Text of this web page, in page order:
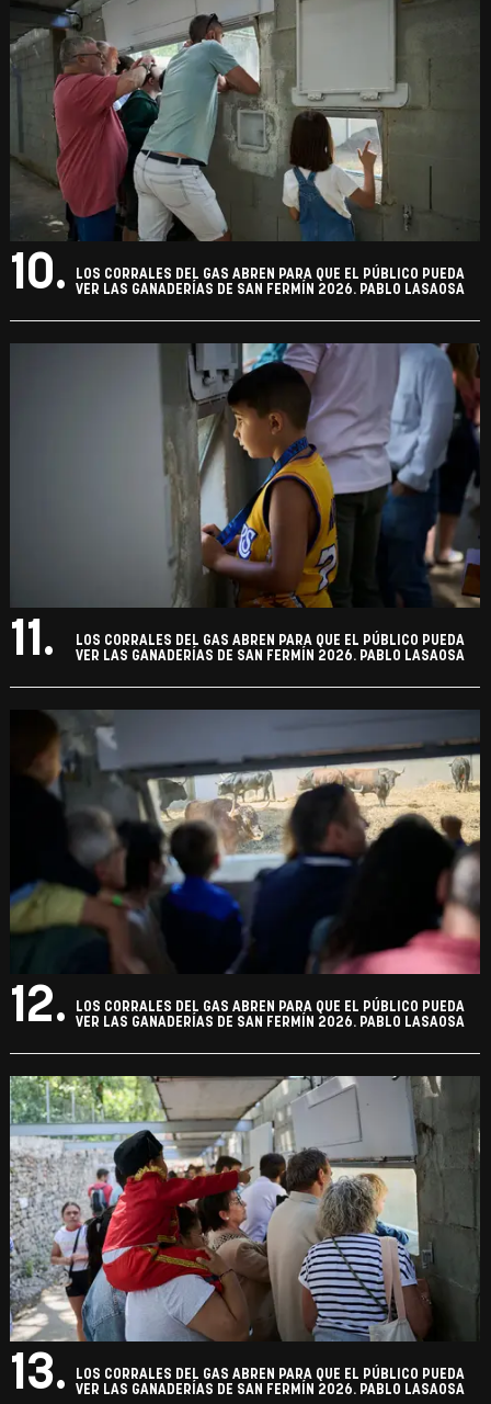
10.
LOS CORRALES DEL GAS ABREN PARA QUE EL PÚBLICO PUEDA
VER LAS GANADERÍAS DE SAN FERMÍN 2026. PABLO LASAOSA
11.
LOS CORRALES DEL GAS ABREN PARA QUE EL PÚBLICO PUEDA
VER LAS GANADERÍAS DE SAN FERMÍN 2026. PABLO LASAOSA
12.
LOS CORRALES DEL GAS ABREN PARA QUE EL PÚBLICO PUEDA
VER LAS GANADERÍAS DE SAN FERMÍN 2026. PABLO LASAOSA
13.
LOS CORRALES DEL GAS ABREN PARA QUE EL PÚBLICO PUEDA
VER LAS GANADERÍAS DE SAN FERMÍN 2026. PABLO LASAOSA